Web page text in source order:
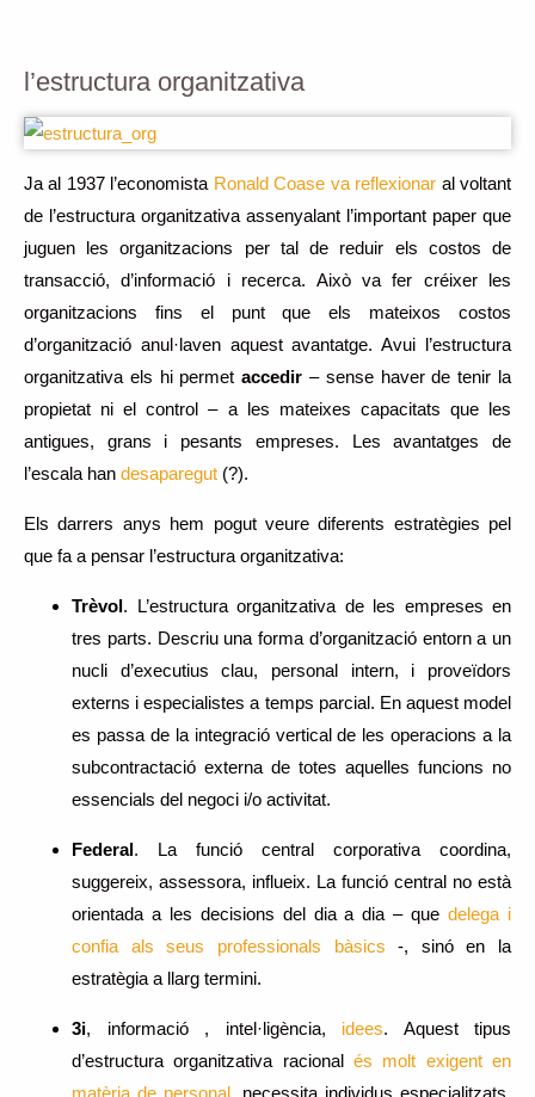
l’estructura organitzativa
Ja al 1937 l’economista Ronald Coase va reflexionar al voltant
de l’estructura organitzativa assenyalant l’important paper que
juguen les organitzacions per tal de reduir els costos de
transacció, d’informació i recerca. Això va fer créixer les
organitzacions fins el punt que els mateixos costos
d’organització anul·laven aquest avantatge. Avui l’estructura
organitzativa els hi permetaccedir – sense haver de tenir la
propietat ni el control – a les mateixes capacitats que les
antigues, grans i pesants empreses. Les avantatges de
l’escala han desaparegut (?).
Els darrers anys hem pogut veure diferents estratègies pel
que fa a pensar l’estructura organitzativa:
Trèvol. L’estructura organitzativa de les empreses en
tres parts. Descriu una forma d’organització entorn a un
nucli d’executius clau, personal intern, i proveïdors
externs i especialistes a temps parcial. En aquest model
es passa de la integració vertical de les operacions a la
subcontractació externa de totes aquelles funcions no
essencials del negoci i/o activitat.
Federal. La funció central corporativa coordina,
suggereix, assessora, influeix. La funció central no està
orientada a les decisions del dia a dia – quedelega i
confia als seus professionals bàsics -, sinó en la
estratègia a llarg termini.
3i, informació , intel·ligència, idees. Aquest tipus
d’estructura organitzativa racional és molt exigent en
matèria de personal, necessita individus especialitzats,